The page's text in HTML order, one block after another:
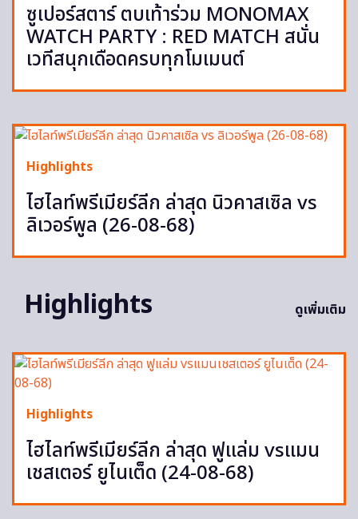
ซูเปอร์สตาร์ ตบเท้าร่วม MONOMAX
WATCH PARTY : RED MATCH สนั่น
เวทีสนุกเดือดครบทุกโมเมนต์
Highlights
ไฮไลท์พรีเมียร์ลีก ล่าสุด นิวคาสเซิล vs
ลิเวอร์พูล (26-08-68)
Highlights ดูเพิ่มเติม
Highlights
ไฮไลท์พรีเมียร์ลีก ล่าสุด ฟูแล่ม vsแมน
เชสเตอร์ ยูไนเต็ด (24-08-68)